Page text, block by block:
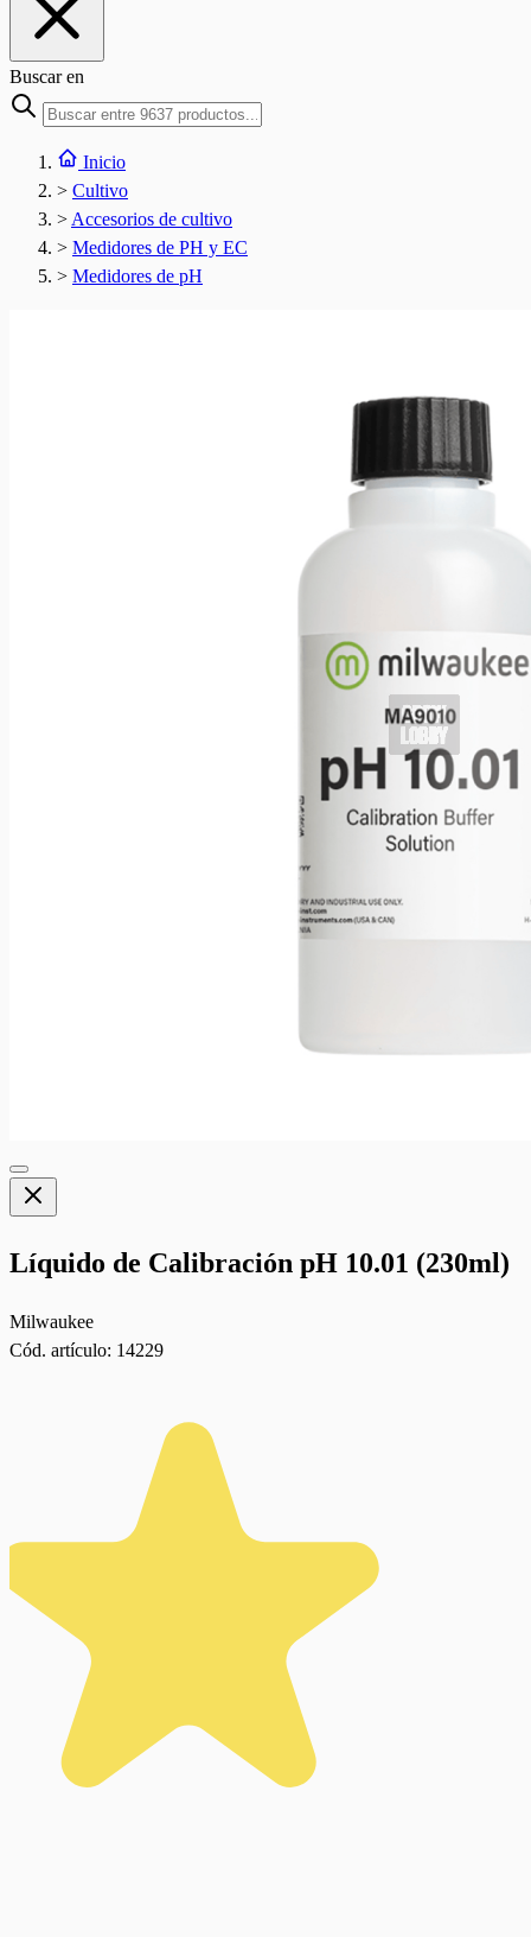
Buscar en
Inicio
> Cultivo
> Accesorios de cultivo
> Medidores de PH y EC
> Medidores de pH
Líquido de Calibración pH 10.01 (230ml)
Milwaukee
Cód. artículo: 14229